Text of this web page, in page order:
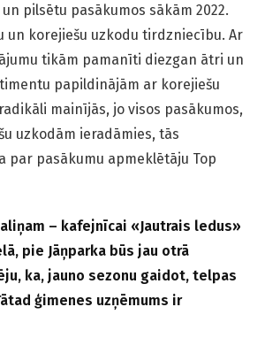
pilsētu pasākumos sākām 2022.
un korejiešu uzkodu tirdzniecību. Ar
tikām pamanīti diezgan ātri un
papildinājām ar korejiešu
mainījās, jo visos pasākumos,
uzkodām ieradāmies, tās
par pasākumu apmeklētāju Top
– kafejnīcai «Jautrais ledus»
pie Jāņparka būs jau otrā
ka, jauno sezonu gaidot, telpas
ģimenes uzņēmums ir